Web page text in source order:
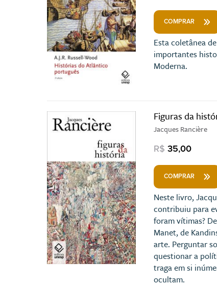
COMPRAR
Esta coletânea
importantes
Moderna.
Figuras da
Jacques Rancière
R$ 35,00
COMPRAR
Neste livro,
contribuiu para
foram vítimas?
Manet, de
arte. Perguntar
questionar a
traga em si
ocultam.